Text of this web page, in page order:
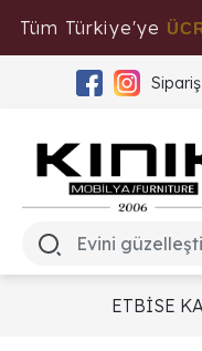
Tüm Türkiye'ye
ETBİSE